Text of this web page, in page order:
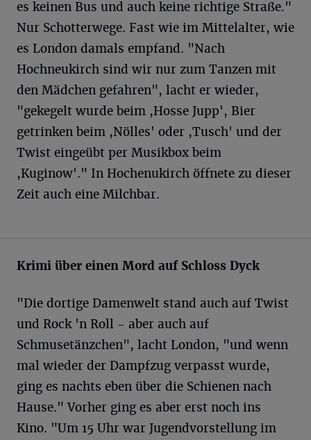
es keinen Bus und auch keine richtige Straße."
Nur Schotterwege. Fast wie im Mittelalter, wie
es London damals empfand. "Nach
Hochneukirch sind wir nur zum Tanzen mit
den Mädchen gefahren", lacht er wieder,
"gekegelt wurde beim ,Hosse Jupp', Bier
getrinken beim ,Nölles' oder ,Tusch' und der
Twist eingeübt per Musikbox beim
,Kuginow'." In Hochenukirch öffnete zu dieser
Zeit auch eine Milchbar.
Krimi über einen Mord auf Schloss Dyck
"Die dortige Damenwelt stand auch auf Twist
und Rock 'n Roll - aber auch auf
Schmusetänzchen", lacht London, "und wenn
mal wieder der Dampfzug verpasst wurde,
ging es nachts eben über die Schienen nach
Hause." Vorher ging es aber erst noch ins
Kino. "Um 15 Uhr war Jugendvorstellung im